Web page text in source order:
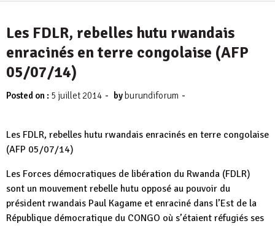
Les FDLR, rebelles hutu rwandais
enracinés en terre congolaise (AFP
05/07/14)
Posted on : 5 juillet 2014 - by burundiforum -
Les FDLR, rebelles hutu rwandais enracinés en terre congolaise
(AFP 05/07/14)
Les Forces démocratiques de libération du Rwanda (FDLR)
sont un mouvement rebelle hutu opposé au pouvoir du
président rwandais Paul Kagame et enraciné dans l’Est de la
République démocratique du CONGO où s’étaient réfugiés ses